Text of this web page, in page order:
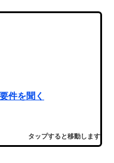
件を聞く
タップすると移動します